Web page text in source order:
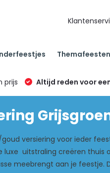
Themafeesten
prijs Altijd reden voor
goud versiering voor ieder
luxe uitstraling creëren thuis
meebrengt aan je feestje.